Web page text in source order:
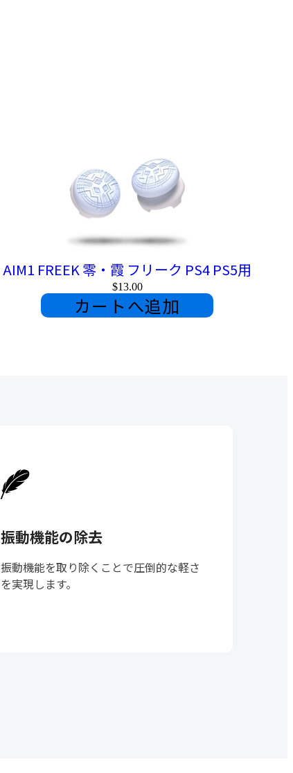
AIM1 FREEK 零・霞 フリーク PS4 PS5用
$13.00
カートへ追加
振動機能の除去
振動機能を取り除くことで圧倒的な軽さ
を実現します。